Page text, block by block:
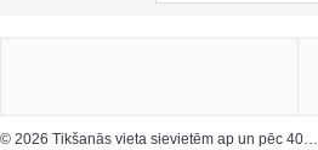
© 2026 Tikšanās vieta sievietēm ap un pēc 40…